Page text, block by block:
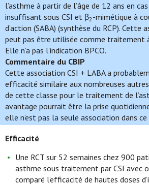
l’asthme à partir de l’âge de 12 ans en
insuffisant sous CSI et β2-mimétique à
d’action (SABA) (synthèse du RCP). Cette
peut pas être utilisée comme traitement
Elle n’a pas l’indication BPCO.
Commentaire du CBIP
Cette association CSI + LABA a
efficacité similaire aux nombreuses
de cette classe pour le traitement de
avantage pourrait être la prise
elle n’est pas la seule association dans ce
Efficacité
Une RCT sur 52 semaines chez 900
asthme sous traitement par CSI avec
comparé l’efficacité de hautes doses